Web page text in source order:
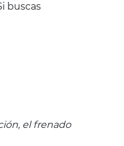
buscas
el frenado